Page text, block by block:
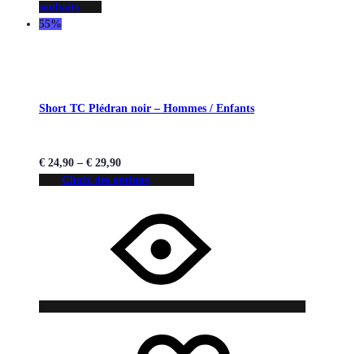
souhaits
55%
Short TC Plédran noir – Hommes / Enfants
€ 24,90 – € 29,90
Choix des options